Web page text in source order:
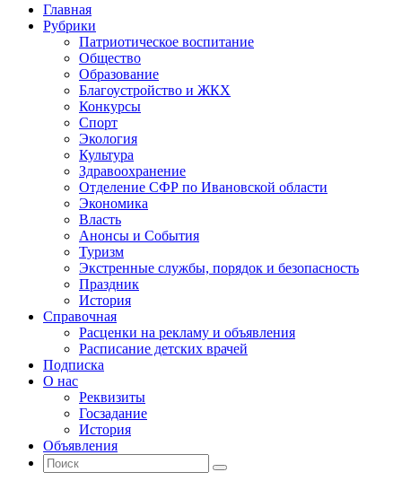
Промотать
содержимому
Главная
Рубрики
Патриотическое воспитание
Общество
Образование
Благоустройство и ЖКХ
Конкурсы
Спорт
Экология
Культура
Здравоохранение
Отделение СФР по Ивановской области
Экономика
Власть
Анонсы и События
Туризм
Экстренные службы, порядок и безопасность
Праздник
История
Справочная
Расценки на рекламу и объявления
Расписание детских врачей
Подписка
О нас
Реквизиты
Госзадание
История
Объявления
Поиск
Искать:
Поиск